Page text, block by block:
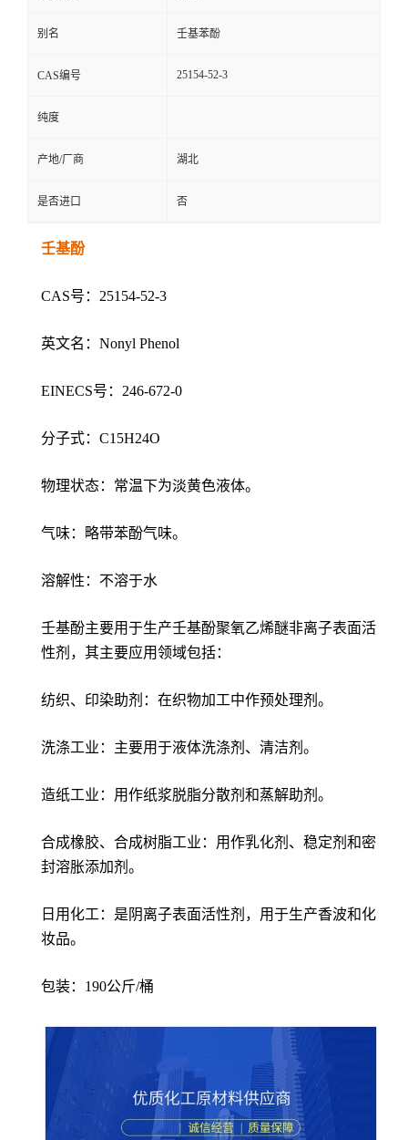
别名 壬基苯酚
CAS编号 25154-52-3
纯度
产地/厂商 湖北
是否进口 否
壬基酚
CAS号：25154-52-3
英文名：Nonyl Phenol
EINECS号：246-672-0
分子式：C15H24O
物理状态：常温下为淡黄色液体。
气味：略带苯酚气味。
溶解性：不溶于水
壬基酚主要用于生产壬基酚聚氧乙烯醚非离子表面活
性剂，其主要应用领域包括：
纺织、印染助剂：在织物加工中作预处理剂。
洗涤工业：主要用于液体洗涤剂、清洁剂。
造纸工业：用作纸浆脱脂分散剂和蒸解助剂。
合成橡胶、合成树脂工业：用作乳化剂、稳定剂和密
封溶胀添加剂。
日用化工：是阴离子表面活性剂，用于生产香波和化
妆品。
包装：190公斤/桶